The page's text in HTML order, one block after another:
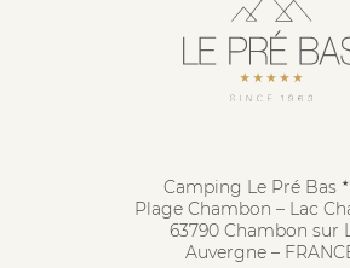
Camping Le Pré Bas
Plage Chambon – Lac
63790 Chambon sur
Auvergne –